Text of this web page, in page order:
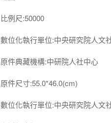
比例尺:50000
數位化執行單位:中央研究院人文
原件典藏機構:中研院人社中心
原件尺寸:55.0*46.0(cm)
數位化執行單位:中央研究院人文